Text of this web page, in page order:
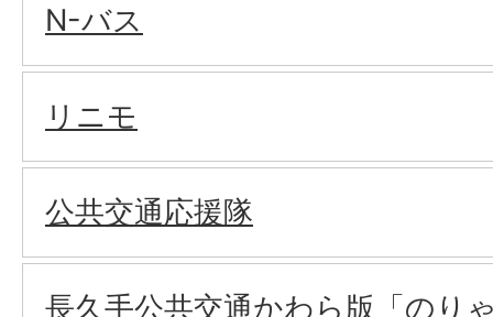
N-バス
リニモ
公共交通応援隊
長久手公共交通かわら版「のり